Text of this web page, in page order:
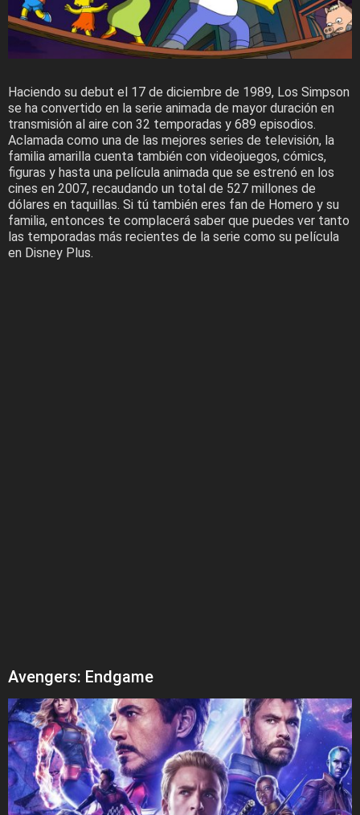
Haciendo su debut el 17 de diciembre de 1989, Los Simpson
se ha convertido en la serie animada de mayor duración en
transmisión al aire con 32 temporadas y 689 episodios.
Aclamada como una de las mejores series de televisión, la
familia amarilla cuenta también con videojuegos, cómics,
figuras y hasta una película animada que se estrenó en los
cines en 2007, recaudando un total de 527 millones de
dólares en taquillas. Si tú también eres fan de Homero y su
familia, entonces te complacerá saber que puedes ver tanto
las temporadas más recientes de la serie como su película
en Disney Plus.
Avengers: Endgame